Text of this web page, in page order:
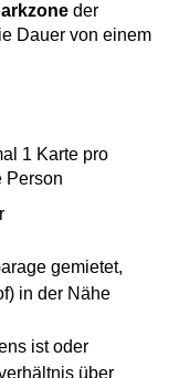
der
Dauer von einem
1 Karte pro
Person
gemietet,
in der Nähe
ist oder
über